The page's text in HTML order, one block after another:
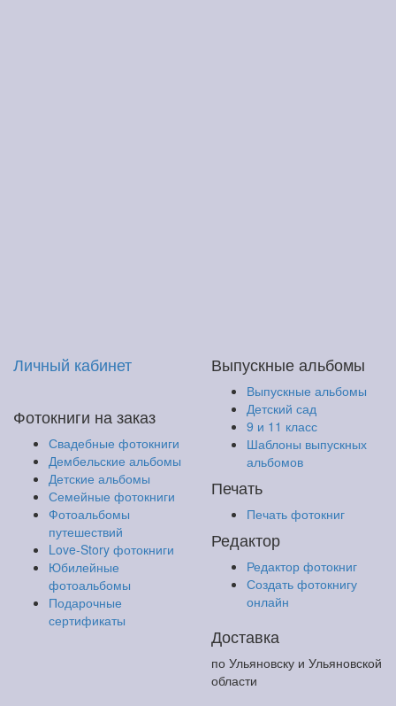
Личный кабинет
Фотокниги на заказ
Свадебные фотокниги
Дембельские альбомы
Детские альбомы
Семейные фотокниги
Фотоальбомы
путешествий
Love-Story фотокниги
Юбилейные
фотоальбомы
Подарочные
сертификаты
Выпускные альбомы
Выпускные альбомы
Детский сад
9 и 11 класс
Шаблоны выпускных
альбомов
Печать
Печать фотокниг
Редактор
Редактор фотокниг
Создать фотокнигу
онлайн
Доставка
по Ульяновску и Ульяновской
области